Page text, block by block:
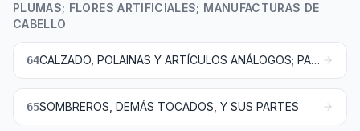
PLUMAS; FLORES ARTIFICIALES; MANUFACTURAS DE
CABELLO
64 CALZADO, POLAINAS Y ARTÍCULOS ANÁLOGOS; PARTES DE ESTOS ARTÍCULOS
65SOMBREROS, DEMÁS TOCADOS, Y SUS PARTES